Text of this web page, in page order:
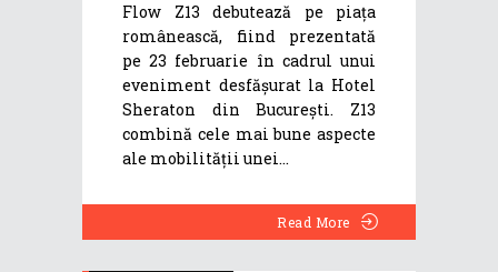
Flow Z13 debutează pe piața
românească, fiind prezentată
pe 23 februarie în cadrul unui
eveniment desfășurat la Hotel
Sheraton din București. Z13
combină cele mai bune aspecte
ale mobilității unei
Read More